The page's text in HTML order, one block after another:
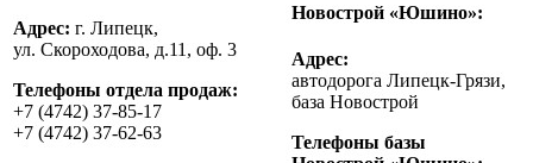
Адрес: г. Липецк,
ул. Скороходова, д.11, оф. 3
Телефоны отдела продаж:
+7 (4742) 37-85-17
+7 (4742) 37-62-63
Новострой «Юшино»:
Адрес:
автодорога Липецк-Грязи,
база Новострой
Телефоны базы